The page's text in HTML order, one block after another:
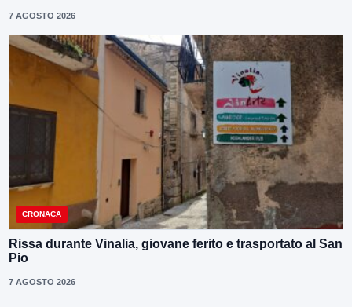
7 AGOSTO 2026
CRONACA
Rissa durante Vinalia, giovane ferito e trasportato al San
Pio
7 AGOSTO 2026